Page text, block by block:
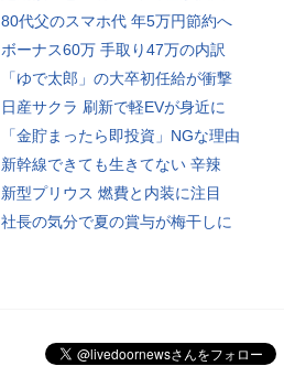
80代父のスマホ代 年5万円節約へ
ボーナス60万 手取り47万の内訳
「ゆで太郎」の大卒初任給が衝撃
日産サクラ 刷新で軽EVが身近に
「金貯まったら即投資」NGな理由
新幹線できても生きてない 辛辣
新型プリウス 燃費と内装に注目
社長の気分で夏の賞与が梅干しに